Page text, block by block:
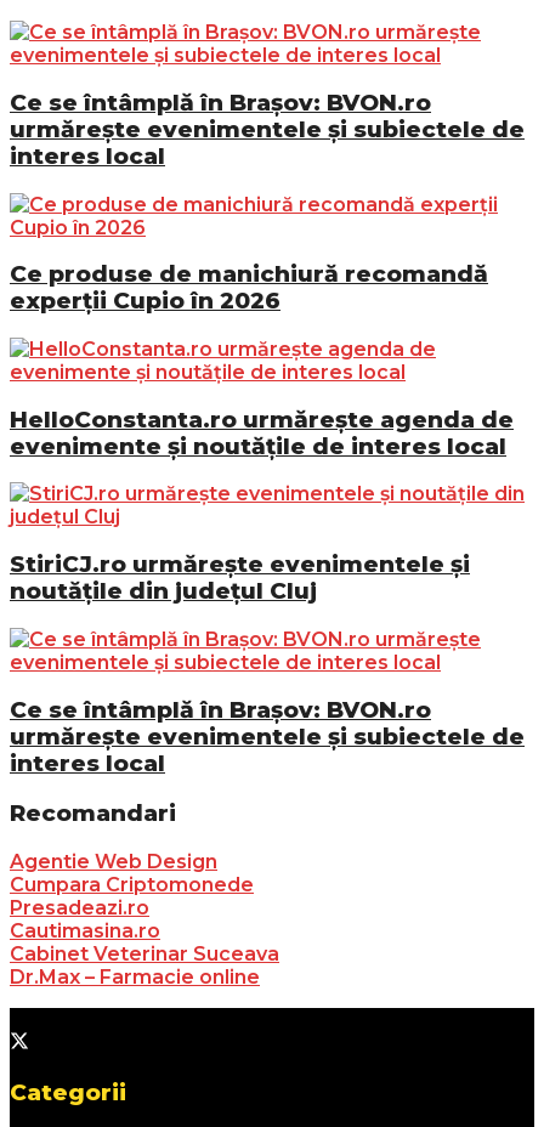
Ce se întâmplă în Brașov: BVON.ro
urmărește evenimentele și subiectele de
interes local
Ce produse de manichiură recomandă
experții Cupio în 2026
HelloConstanta.ro urmărește agenda de
evenimente și noutățile de interes local
StiriCJ.ro urmărește evenimentele și
noutățile din județul Cluj
Ce se întâmplă în Brașov: BVON.ro
urmărește evenimentele și subiectele de
interes local
Recomandari
Agentie Web Design
Cumpara Criptomonede
Presadeazi.ro
Cautimasina.ro
Cabinet Veterinar Suceava
Dr.Max – Farmacie online
Categorii